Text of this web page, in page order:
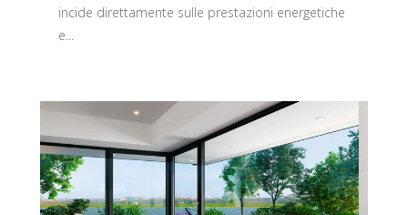
incide direttamente sulle prestazioni energetiche
e...